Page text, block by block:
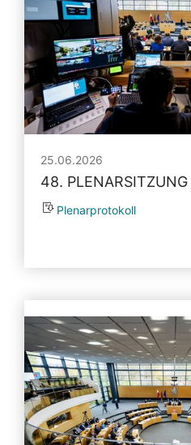
25.06.2026
48. PLENARSITZUNG
Plenarprotokoll